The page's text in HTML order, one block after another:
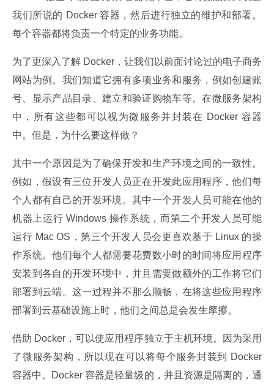
我们所说的 Docker 容器，然后进行独立的维护和部署。
每个容器都将负责一个特定的业务功能。
为了更深入了解 Docker，让我们以前面讨论过的电子商务
网站为例。我们知道它拥有多项业务和服务，例如创建账
号、显示产品目录、建立和验证购物车等。在微服务架构
中，所有这些都可以视为微服务并封装在 Docker 容器
中。但是，为什么要这样做？
其中一个原因是为了确保开发和生产环境之间的一致性。
例如，假设有三位开发人员正在开发此应用程序，他们每
个人都有自己的开发环境。其中一个开发人员可能在他的
机器上运行 Windows 操作系统，而第二个开发人员可能
运行 Mac OS，第三个开发人员会更喜欢基于 Linux 的操
作系统。他们每个人都需要花费数小时的时间将应用程序
安装到各自的开发环境中，并且需要做额外的工作将它们
部署到云端。这一过程并不那么顺畅，在将这些应用程序
部署到云基础设施上时，他们之间总是会发生摩擦。
借助 Docker，可以使应用程序独立于主机环境。因为采用
了微服务架构，所以现在可以将每个服务封装到 Docker
容器中。Docker 容器是轻量级的，并且资源是隔离的，通